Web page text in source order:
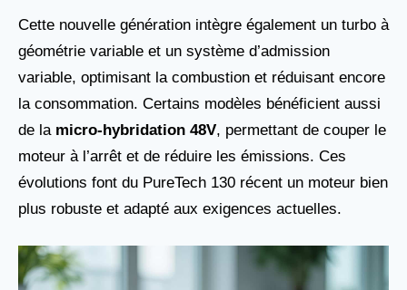
Cette nouvelle génération intègre également un turbo à
géométrie variable et un système d’admission
variable, optimisant la combustion et réduisant encore
la consommation. Certains modèles bénéficient aussi
de la micro-hybridation 48V, permettant de couper le
moteur à l’arrêt et de réduire les émissions. Ces
évolutions font du PureTech 130 récent un moteur bien
plus robuste et adapté aux exigences actuelles.